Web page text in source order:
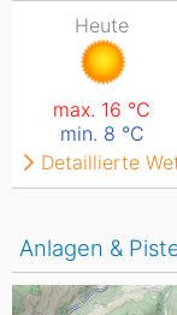
Heute
max. 16 °C
min. 8 °C
Detaillierte
Anlagen &